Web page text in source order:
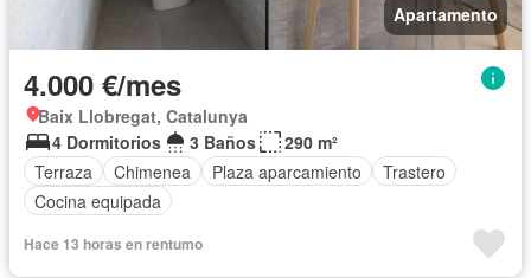
Apartamento
4.000 €/mes
Baix Llobregat, Catalunya
4 Dormitorios
3 Baños
290 m²
Terraza
Chimenea Plaza aparcamiento
Trastero
Cocina equipada
Hace 13 horas en rentumo